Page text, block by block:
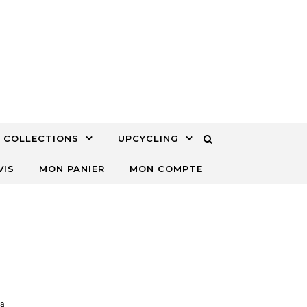
COLLECTIONS UPCYCLING
MON PANIER MON COMPTE